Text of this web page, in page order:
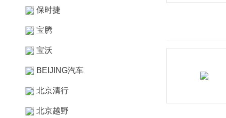
保时捷
宝腾
宝沃
BEIJING汽车
北京清行
北京越野